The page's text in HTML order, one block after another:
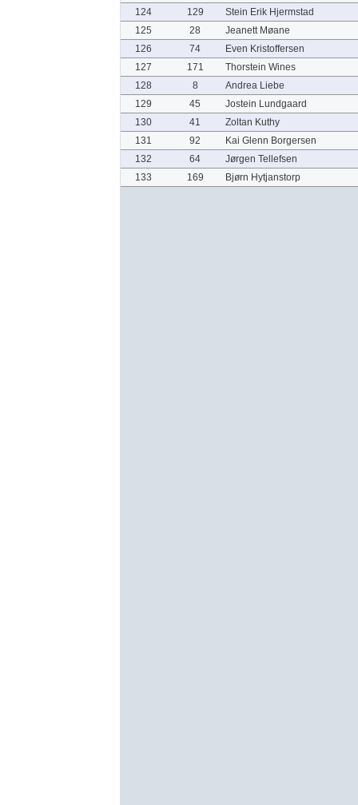
124
129
Stein Erik Hjermstad
125
28
Jeanett Møane
126
74
Even Kristoffersen
127
171
Thorstein Wines
128
8
Andrea Liebe
129
45
Jostein Lundgaard
130
41
Zoltan Kuthy
131
92
Kai Glenn Borgersen
132
64
Jørgen Tellefsen
133
169 Bjørn Hytjanstorp